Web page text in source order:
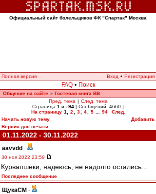
Официальный сайт болельщиков ФК "Спартак" Москва
Полная версия Вход • Регистрация
FAQ • Поиск
Общение на сайте » Гостевая книга ВВ
Пред. тема | След. тема
Страница 1 из 94 [ Сообщений: 4660 ]
На страницу 1 2 3 4 5 94
След.
Начать новую тему
Добавить
Версия для печати
01.11.2022 - 30.11.2022
aavvdd -
30 ноя 2022 23:59
Курвапшеки, надеюсь, не надолго остались...
Последнее сообщение
ЩукаСМ -